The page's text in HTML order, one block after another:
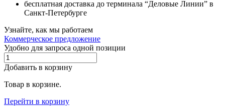
бесплатная доставка до терминала “Деловые Линии” в
Санкт-Петербурге
Узнайте, как мы работаем
Коммерческое предложение
Удобно для запроса одной позиции
Добавить в корзину
Товар в корзине.
Перейти в корзину